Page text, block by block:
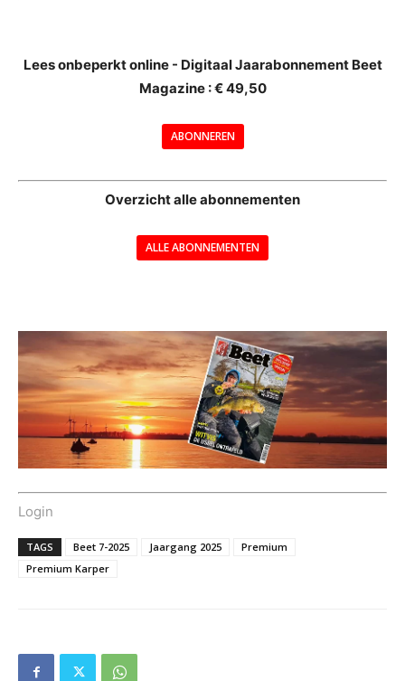
Lees onbeperkt online - Digitaal Jaarabonnement Beet
Magazine : € 49,50
ABONNEREN
Overzicht alle abonnementen
ALLE ABONNEMENTEN
Login
TAGS Beet 7-2025 Jaargang 2025
Premium
Premium Karper